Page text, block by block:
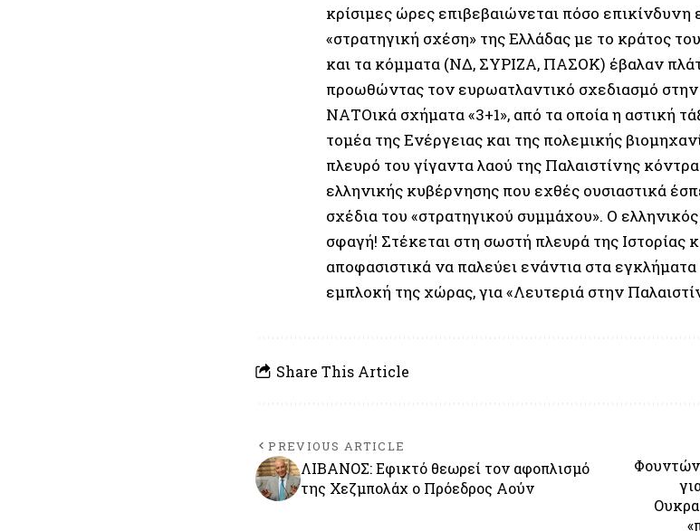
κρίσιμες ώρες επιβεβαιώνεται πόσο επικίνδυνη
«στρατηγική σχέση» της Ελλάδας με το κράτος
και τα κόμματα (ΝΔ, ΣΥΡΙΖΑ, ΠΑΣΟΚ) έβαλαν
προωθώντας τον ευρωατλαντικό σχεδιασμό
ΝΑΤΟικά σχήματα «3+1», από τα οποία η αστική
τομέα της Ενέργειας και της πολεμικής
πλευρό του γίγαντα λαού της Παλαιστίνης
ελληνικής κυβέρνησης που εχθές ουσιαστικά
σχέδια του «στρατηγικού συμμάχου». Ο
σφαγή! Στέκεται στη σωστή πλευρά της Ιστορίας
αποφασιστικά να παλεύει ενάντια στα
εμπλοκή της χώρας, για «Λευτεριά στην
Share This Article
PREVIOUS ARTICLE
ΛΙΒΑΝΟΣ: Εφικτό θεωρεί τον αφοπλισμό
της Χεζμπολάχ ο Πρόεδρος Αούν